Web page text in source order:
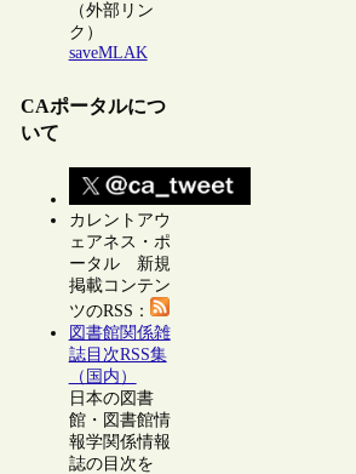
（外部リン
ク）
saveMLAK
CAポータルにつ
いて
カレントアウ
ェアネス・ポ
ータル 新規
掲載コンテン
ツのRSS：
図書館関係雑
誌目次RSS集
（国内）
日本の図書
館・図書館情
報学関係情報
誌の目次を